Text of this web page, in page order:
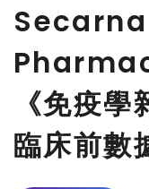
Secarna
《免疫
臨床前數